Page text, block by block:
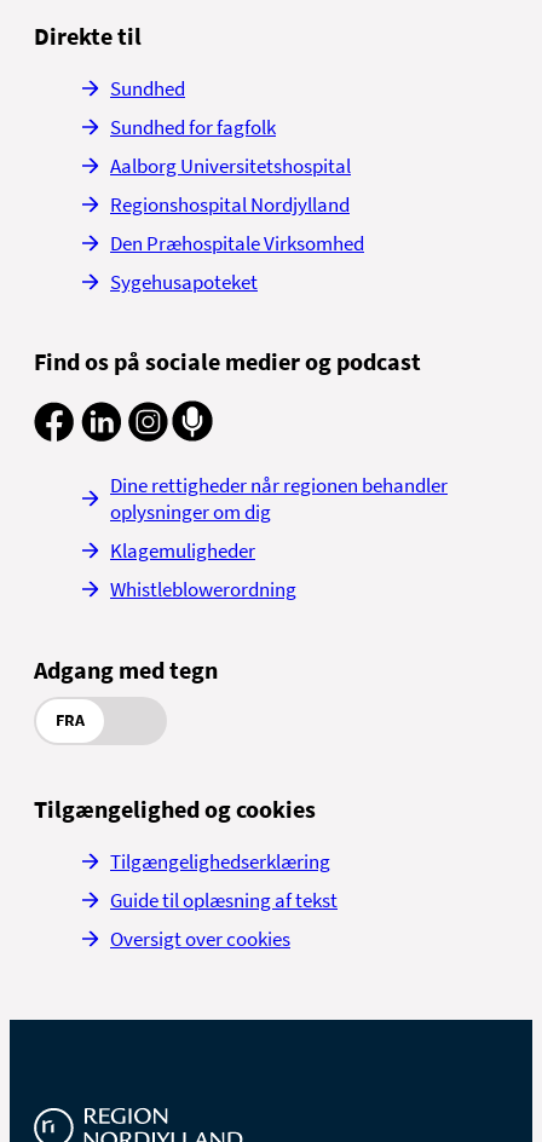
Direkte til
Sundhed
Sundhed for fagfolk
Aalborg Universitetshospital
Regionshospital Nordjylland
Den Præhospitale Virksomhed
Sygehusapoteket
Find os på sociale medier og podcast
Dine rettigheder når regionen behandler
oplysninger om dig
Klagemuligheder
Whistleblowerordning
Adgang med tegn
FRA
Tilgængelighed og cookies
Tilgængelighedserklæring
Guide til oplæsning af tekst
Oversigt over cookies